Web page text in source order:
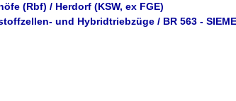
(Rbf) / Herdorf (KSW, ex FGE)
und Hybridtriebzüge / BR 563 -